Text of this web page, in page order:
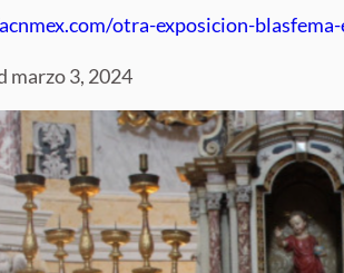
otra-exposicion-
marzo 3, 2024